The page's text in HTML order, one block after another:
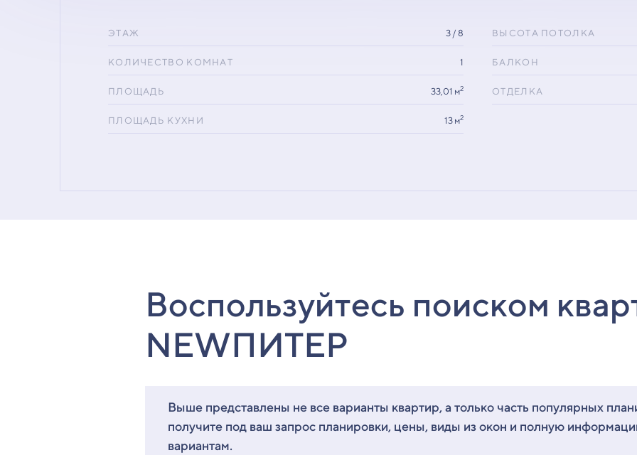
ЭТАЖ 3 / 8
КОЛИЧЕСТВО КОМНАТ 1
ПЛОЩАДЬ 33,01 м2
ПЛОЩАДЬ КУХНИ 13 м2
ВЫСОТА ПОТОЛКА
БАЛКОН
ОТДЕЛКА
Воспользуйтесь поиском
NEWПИТЕР
Выше представлены не все варианты квартир, а только часть популярных
получите под ваш запрос планировки, цены, виды из окон и полную
вариантам.